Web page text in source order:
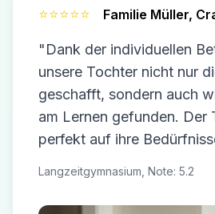
⭐⭐⭐⭐⭐ Familie Müller,
"Dank der individuellen
unsere Tochter nicht nur
geschafft, sondern auch
am Lernen gefunden. Der
perfekt auf ihre
Langzeitgymnasium, Note: 5.2